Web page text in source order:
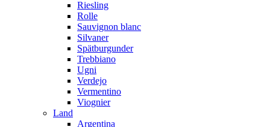
Riesling
Rolle
Sauvignon blanc
Silvaner
Spätburgunder
Trebbiano
Ugni
Verdejo
Vermentino
Viognier
Land
Argentina